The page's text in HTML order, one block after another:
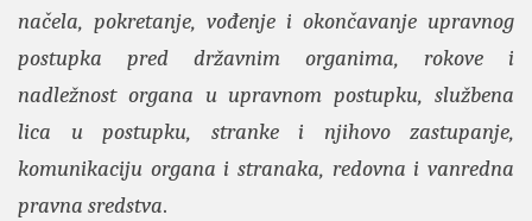
načela, pokretanje, vođenje i okončavanje upravnog
postupka pred državnim organima, rokove i
nadležnost organa u upravnom postupku, službena
lica u postupku, stranke i njihovo zastupanje,
komunikaciju organa i stranaka, redovna i vanredna
pravna sredstva.